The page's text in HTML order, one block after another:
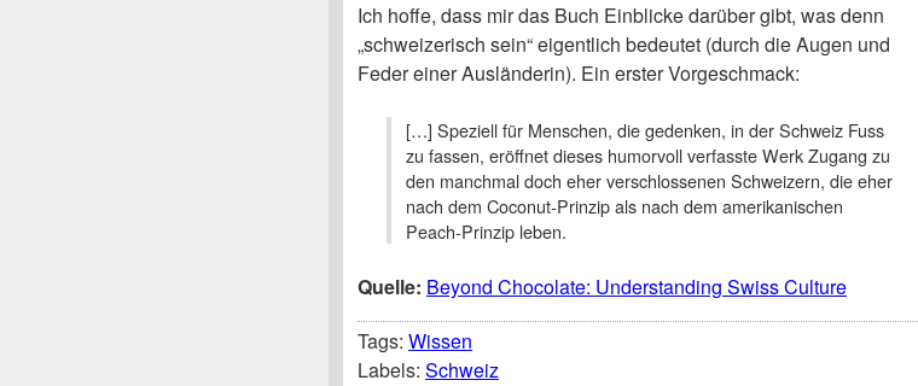
Ich hoffe, dass mir das Buch Einblicke darüber gibt, was denn
„schweizerisch sein“ eigentlich bedeutet (durch die Augen und
Feder einer Ausländerin). Ein erster Vorgeschmack:
[…] Speziell für Menschen, die gedenken, in der Schweiz Fuss
zu fassen, eröffnet dieses humorvoll verfasste Werk Zugang zu
den manchmal doch eher verschlossenen Schweizern, die eher
nach dem Coconut-Prinzip als nach dem amerikanischen
Peach-Prinzip leben.
Quelle: Beyond Chocolate: Understanding Swiss Culture
Tags: Wissen
Labels: Schweiz